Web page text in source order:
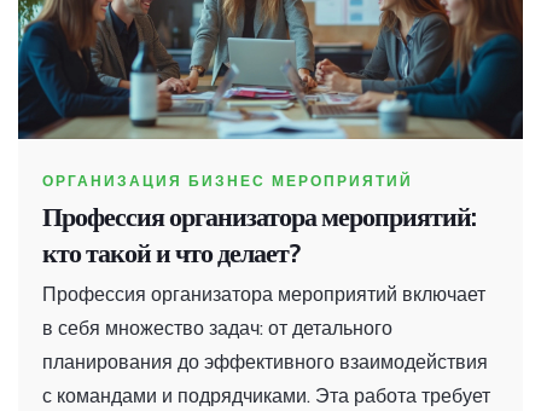
ОРГАНИЗАЦИЯ БИЗНЕС МЕРОПРИЯТИЙ
Профессия организатора мероприятий:
кто такой и что делает?
Профессия организатора мероприятий включает
в себя множество задач: от детального
планирования до эффективного взаимодействия
с командами и подрядчиками. Эта работа требует